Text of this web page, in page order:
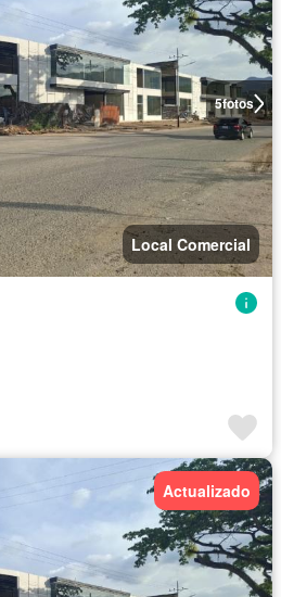
5fotos
Local Comercial
Actualizado